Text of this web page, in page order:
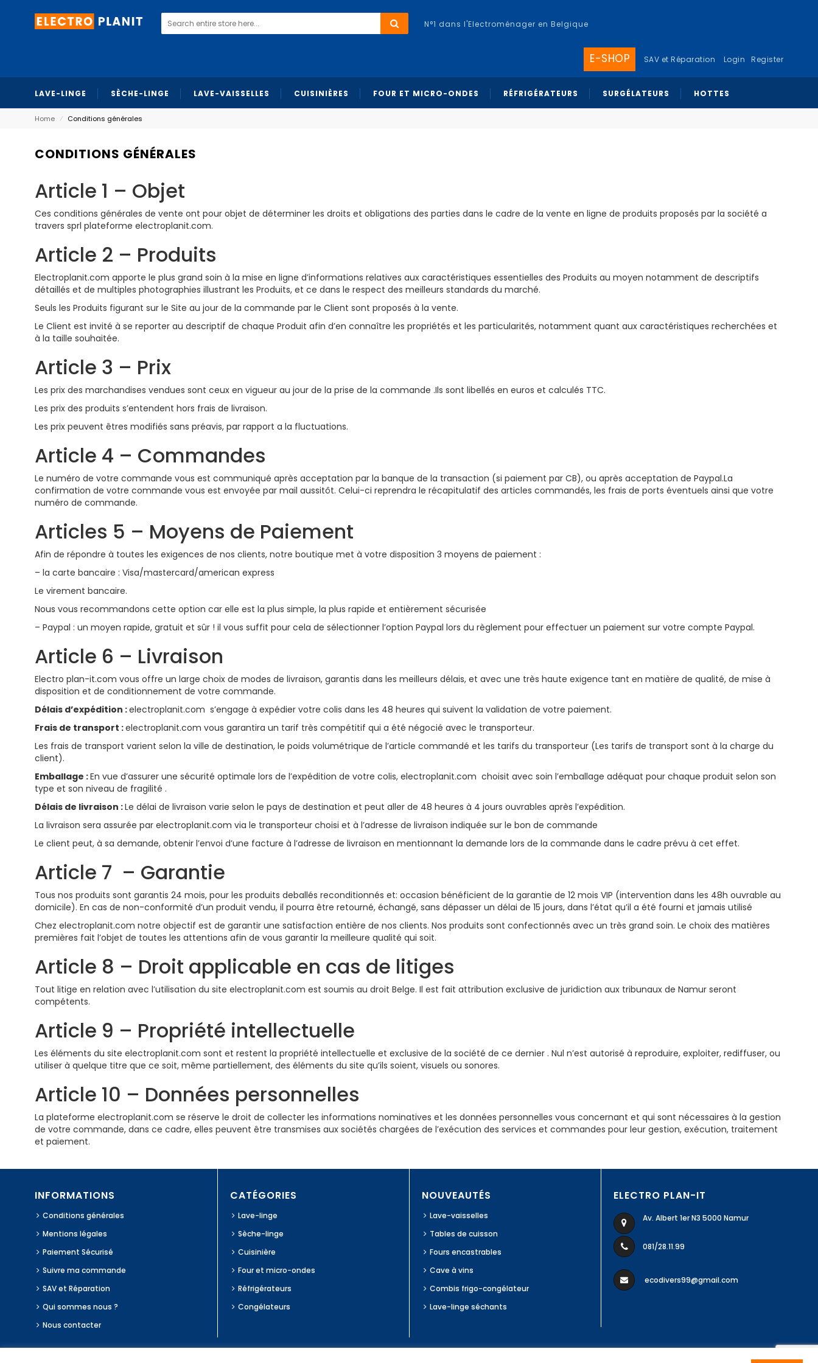
N°1 dans l'Electroménager en Belgique
E-SHOP SAV et Réparation Login Register
LAVE-LINGE SÈCHE-LINGE LAVE-VAISSELLES CUISINIÈRES FOUR ET MICRO-ONDES RÉFRIGÉRATEURS SURGÉLATEURS HOTTES
Home ⁄ Conditions générales
CONDITIONS GÉNÉRALES
Article 1 – Objet
Ces conditions générales de vente ont pour objet de déterminer les droits et obligations des parties dans le cadre de la vente en ligne de produits proposés par la société a
travers sprl plateforme electroplanit.com.
Article 2 – Produits
Electroplanit.com apporte le plus grand soin à la mise en ligne d’informations relatives aux caractéristiques essentielles des Produits au moyen notamment de descriptifs
détaillés et de multiples photographies illustrant les Produits, et ce dans le respect des meilleurs standards du marché.
Seuls les Produits figurant sur le Site au jour de la commande par le Client sont proposés à la vente.
Le Client est invité à se reporter au descriptif de chaque Produit afin d’en connaître les propriétés et les particularités, notamment quant aux caractéristiques recherchées et
à la taille souhaitée.
Article 3 – Prix
Les prix des marchandises vendues sont ceux en vigueur au jour de la prise de la commande .Ils sont libellés en euros et calculés TTC.
Les prix des produits s’entendent hors frais de livraison.
Les prix peuvent êtres modifiés sans préavis, par rapport a la fluctuations.
Article 4 – Commandes
Le numéro de votre commande vous est communiqué après acceptation par la banque de la transaction (si paiement par CB), ou après acceptation de Paypal.La
confirmation de votre commande vous est envoyée par mail aussitôt. Celui-ci reprendra le récapitulatif des articles commandés, les frais de ports éventuels ainsi que votre
numéro de commande.
Articles 5 – Moyens de Paiement
Afin de répondre à toutes les exigences de nos clients, notre boutique met à votre disposition 3 moyens de paiement :
– la carte bancaire : Visa/mastercard/american express
Le virement bancaire.
Nous vous recommandons cette option car elle est la plus simple, la plus rapide et entièrement sécurisée
– Paypal : un moyen rapide, gratuit et sûr ! il vous suffit pour cela de sélectionner l’option Paypal lors du règlement pour effectuer un paiement sur votre compte Paypal.
Article 6 – Livraison
Electro plan-it.com vous offre un large choix de modes de livraison, garantis dans les meilleurs délais, et avec une très haute exigence tant en matière de qualité, de mise à
disposition et de conditionnement de votre commande.
Délais d’expédition :electroplanit.com s’engage à expédier votre colis dans les 48 heures qui suivent la validation de votre paiement.
Frais de transport :electroplanit.com vous garantira un tarif très compétitif qui a été négocié avec le transporteur.
Les frais de transport varient selon la ville de destination, le poids volumétrique de l’article commandé et les tarifs du transporteur (Les tarifs de transport sont à la charge du
client).
Emballage :En vue d’assurer une sécurité optimale lors de l’expédition de votre colis, electroplanit.com choisit avec soin l’emballage adéquat pour chaque produit selon son
type et son niveau de fragilité .
Délais de livraison :Le délai de livraison varie selon le pays de destination et peut aller de 48 heures à 4 jours ouvrables après l’expédition.
La livraison sera assurée par electroplanit.com via le transporteur choisi et à l’adresse de livraison indiquée sur le bon de commande
Le client peut, à sa demande, obtenir l’envoi d’une facture à l’adresse de livraison en mentionnant la demande lors de la commande dans le cadre prévu à cet effet.
Article 7 – Garantie
Tous nos produits sont garantis 24 mois, pour les produits deballés reconditionnés et: occasion bénéficient de la garantie de 12 mois VIP (intervention dans les 48h ouvrable au
domicile). En cas de non-conformité d’un produit vendu, il pourra être retourné, échangé, sans dépasser un délai de 15 jours, dans l’état qu’il a été fourni et jamais utilisé
Chez electroplanit.com notre objectif est de garantir une satisfaction entière de nos clients. Nos produits sont confectionnés avec un très grand soin. Le choix des matières
premières fait l’objet de toutes les attentions afin de vous garantir la meilleure qualité qui soit.
Article 8 – Droit applicable en cas de litiges
Tout litige en relation avec l’utilisation du site electroplanit.com est soumis au droit Belge. Il est fait attribution exclusive de juridiction aux tribunaux de Namur seront
compétents.
Article 9 – Propriété intellectuelle
Les éléments du site electroplanit.com sont et restent la propriété intellectuelle et exclusive de la société de ce dernier . Nul n’est autorisé à reproduire, exploiter, rediffuser, ou
utiliser à quelque titre que ce soit, même partiellement, des éléments du site qu’ils soient, visuels ou sonores.
Article 10 – Données personnelles
La plateforme electroplanit.com se réserve le droit de collecter les informations nominatives et les données personnelles vous concernant et qui sont nécessaires à la gestion
de votre commande, dans ce cadre, elles peuvent être transmises aux sociétés chargées de l’exécution des services et commandes pour leur gestion, exécution, traitement
et paiement.
INFORMATIONS
Conditions générales
Mentions légales
Paiement Sécurisé
Suivre ma commande
SAV et Réparation
Qui sommes nous ?
Nous contacter
CATÉGORIES
Lave-linge
Sèche-linge
Cuisinière
Four et micro-ondes
Réfrigérateurs
Congélateurs
NOUVEAUTÉS
Lave-vaisselles
Tables de cuisson
Fours encastrables
Cave à vins
Combis frigo-congélateur
Lave-linge séchants
ELECTRO PLAN-IT
Av. Albert 1er N3 5000 Namur
081/28.11.99
ecodivers99@gmail.com